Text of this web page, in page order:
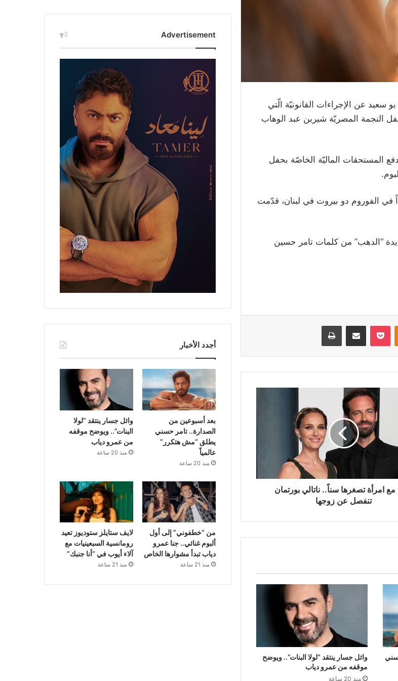
سعيد عن الإجراءات القانونيّة الّتي
النجمة المصريّة شيرين عبد الوهاب
المستحقات الماليّة الخاصّة بحفل
في الفوروم دو بيروت في لبنان، قدّمت
“الدهب” من كلمات تامر حسين
Odnoklassniki
‫Pocket مشاركة عبر البريد طباعة
مع امرأة تصغرها سناً.. ناتالي بورتمان
تنفصل عن زوجها
وائل جسار ينتقد “لولا البنات”.. ويوضح
موقفه من عمرو دياب
منذ 20 ساعة
Advertisement
أجدد الأخبار
بعد أسبوعين من
الصدارة.. تامر حسني
يطلق “مش هتكرر”
عالمياً
منذ 20 ساعة
وائل جسار ينتقد “لولا
البنات”.. ويوضح موقفه
من عمرو دياب
منذ 20 ساعة
من “خطفوني” إلى أول
ألبوم غنائي.. جنا عمرو
دياب تبدأ مشوارها الخاص
منذ 21 ساعة
لايف ستايلز ستوديوز تعيد
رومانسية السبعينيات مع
آلاء أيوب في “أنا جنبك”
منذ 21 ساعة